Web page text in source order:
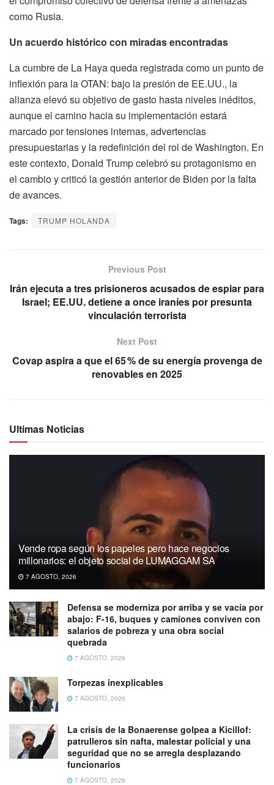
como Rusia.
Un acuerdo histórico con miradas encontradas
La cumbre de La Haya queda registrada como un punto de
inflexión para la OTAN: bajo la presión de EE.UU., la
alianza elevó su objetivo de gasto hasta niveles inéditos,
aunque el camino hacia su implementación estará
marcado por tensiones internas, advertencias
presupuestarias y la redefinición del rol de Washington. En
este contexto, Donald Trump celebró su protagonismo en
el cambio y criticó la gestión anterior de Biden por la falta
de avances.
Tags: TRUMP HOLANDA
Previous Post
Irán ejecuta a tres prisioneros acusados de espiar para
Israel; EE.UU. detiene a once iraníes por presunta
vinculación terrorista
Next Post
Covap aspira a que el 65 % de su energía provenga de
renovables en 2025
Ultimas Noticias
Vende ropa según los papeles pero hace negocios
millonarios: el objeto social de LUMAGGAM SA
7 AGOSTO, 2026
Defensa se moderniza por arriba y se vacía por
abajo: F-16, buques y camiones conviven con
salarios de pobreza y una obra social
quebrada
7 AGOSTO, 2026
Torpezas inexplicables
7 AGOSTO, 2026
La crisis de la Bonaerense golpea a Kicillof:
patrulleros sin nafta, malestar policial y una
seguridad que no se arregla desplazando
funcionarios
7 AGOSTO, 2026